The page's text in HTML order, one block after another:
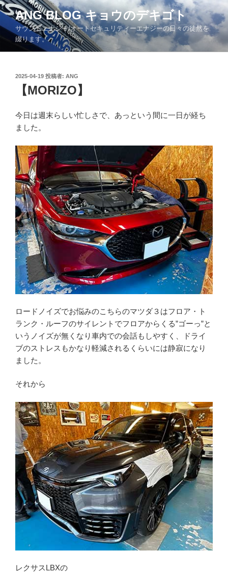
コ
ン
テ
ツ
ANG BLOG キョウのデキゴト
サウンドエナジー/オートセキュリティーエナジーの日々の徒然を
綴ります。
投
2025-04-19 投稿者: ANG
【MORIZO】
今日は週末らしい忙しさで、あっという間に一日が経ち
ました。
ロードノイズでお悩みのこちらのマツダ３はフロア・ト
ランク・ルーフのサイレントでフロアからくる”ゴーっ”と
いうノイズが無くなり車内での会話もしやすく、ドライ
ブのストレスもかなり軽減されるくらいには静寂になり
ました。
それから
レクサスLBXの